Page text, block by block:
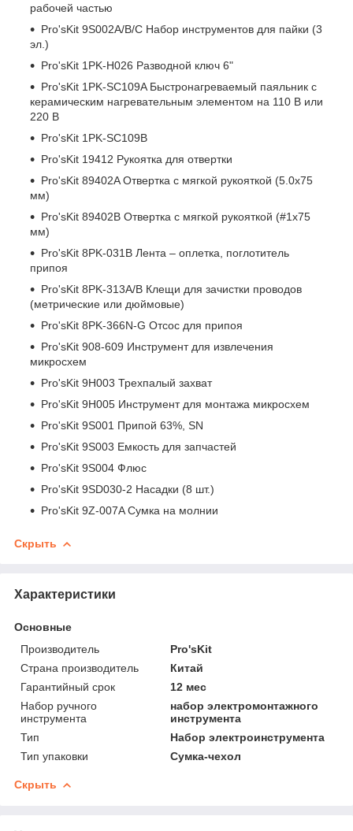
рабочей частью
Pro'sKit 9S002A/B/C Набор инструментов для пайки (3
эл.)
Pro'sKit 1PK-H026 Разводной ключ 6"
Pro'sKit 1PK-SC109A Быстронагреваемый паяльник с
керамическим нагревательным элементом на 110 В или
220 В
Pro'sKit 1PK-SC109B
Pro'sKit 19412 Рукоятка для отвертки
Pro'sKit 89402A Отвертка с мягкой рукояткой (5.0x75
мм)
Pro'sKit 89402B Отвертка с мягкой рукояткой (#1x75
мм)
Pro'sKit 8PK-031B Лента – оплетка, поглотитель
припоя
Pro'sKit 8PK-313A/B Клещи для зачистки проводов
(метрические или дюймовые)
Pro'sKit 8PK-366N-G Отсос для припоя
Pro'sKit 908-609 Инструмент для извлечения
микросхем
Pro'sKit 9H003 Трехпалый захват
Pro'sKit 9H005 Инструмент для монтажа микросхем
Pro'sKit 9S001 Припой 63%, SN
Pro'sKit 9S003 Емкость для запчастей
Pro'sKit 9S004 Флюс
Pro'sKit 9SD030-2 Насадки (8 шт.)
Pro'sKit 9Z-007A Сумка на молнии
Скрыть
Характеристики
Основные
Производитель
Pro'sKit
Страна производитель
Китай
Гарантийный срок
12 мес
Набор ручного
инструмента
набор электромонтажного
инструмента
Тип
Набор электроинструмента
Тип упаковки
Сумка-чехол
Скрыть